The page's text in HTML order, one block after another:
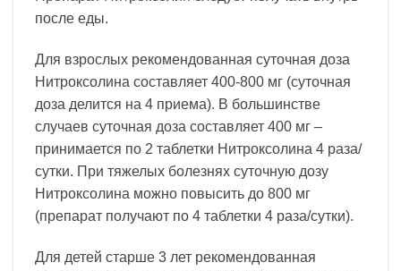
после еды.
Для взрослых рекомендованная суточная доза
Нитроксолина составляет 400-800 мг (суточная
доза делится на 4 приема). В большинстве
случаев суточная доза составляет 400 мг –
принимается по 2 таблетки Нитроксолина 4 раза/
сутки. При тяжелых болезнях суточную дозу
Нитроксолина можно повысить до 800 мг
(препарат получают по 4 таблетки 4 раза/сутки).
Для детей старше 3 лет рекомендованная